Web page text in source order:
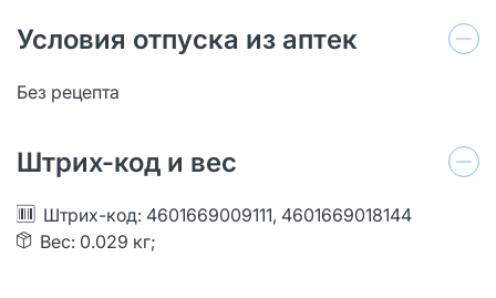
Условия отпуска из аптек
Без рецепта
Штрих-код и вес
Штрих-код: 4601669009111, 4601669018144
Вес: 0.029 кг;